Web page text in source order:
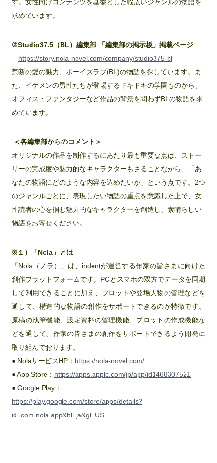
す。女性向けコンテンツを基盤とした幅広いジャンルの物語を
求めています。
②Studio37.5（BL）編集部 「編集部の掲示板」掲載ページ
： https://story.nola-novel.com/company/studio375-bl
禁断の愛の魅力、ボーイズラブ(BL)の物語を探しています。ま
た、イケメンの男性たちが登場するドキドキの学園ものから、
オフィス・ファンタジーなど作品の背景を問わずBLの物語を求
めています。
＜各編集部からのコメント＞
オリジナルの作品を制作するにあたり最も重要な点は、ストー
リーの完成度や魅力的なキャラクターもさることながら、「あ
なたの物語にどのような内容を込めたいか」という点です。2つ
のジャンルごとに、表現したい物語の重点を意識した上で、女
性読者の心を掴む魅力的なキャラクターを創造し、素晴らしい
物語をお寄せください。
※１）「Nola」とは
「Nola（ノラ）」は、indentが運営する作家の皆さまに向けた
創作プラットフォームです。PCとスマホの双方でデータを同期
して利用できることに加え、プロットや登場人物の管理などを
通して、構造的な物語の創作をサポートできるのが特徴です。
原稿の執筆機能、設定資料の管理機能、プロットの作成機能な
どを通して、作家の皆さまの創作をサポートできるよう開発に
取り組んでおります。
● NolaサービスHP： https://nola-novel.com/
● App Store： https://apps.apple.com/jp/app/id1468307521
● Google Play：
https://play.google.com/store/apps/details?
id=com.nola.app&hl=ja&gl=US